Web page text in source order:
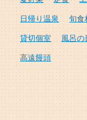
日帰り温泉
旬食
貸切個室
風呂の
高遠饅頭